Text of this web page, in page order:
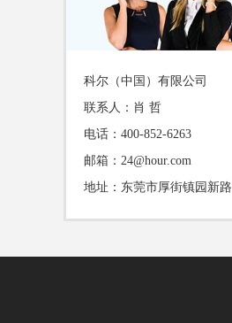
科尔（中国）有限公司
联系人：肖 哲
电话：400-852-6263
邮箱： 24@hour.com
地址：东莞市厚街镇园新路